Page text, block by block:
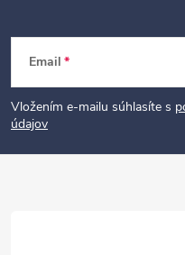
t
Email
Vložením e-mailu súhlasíte s
údajov